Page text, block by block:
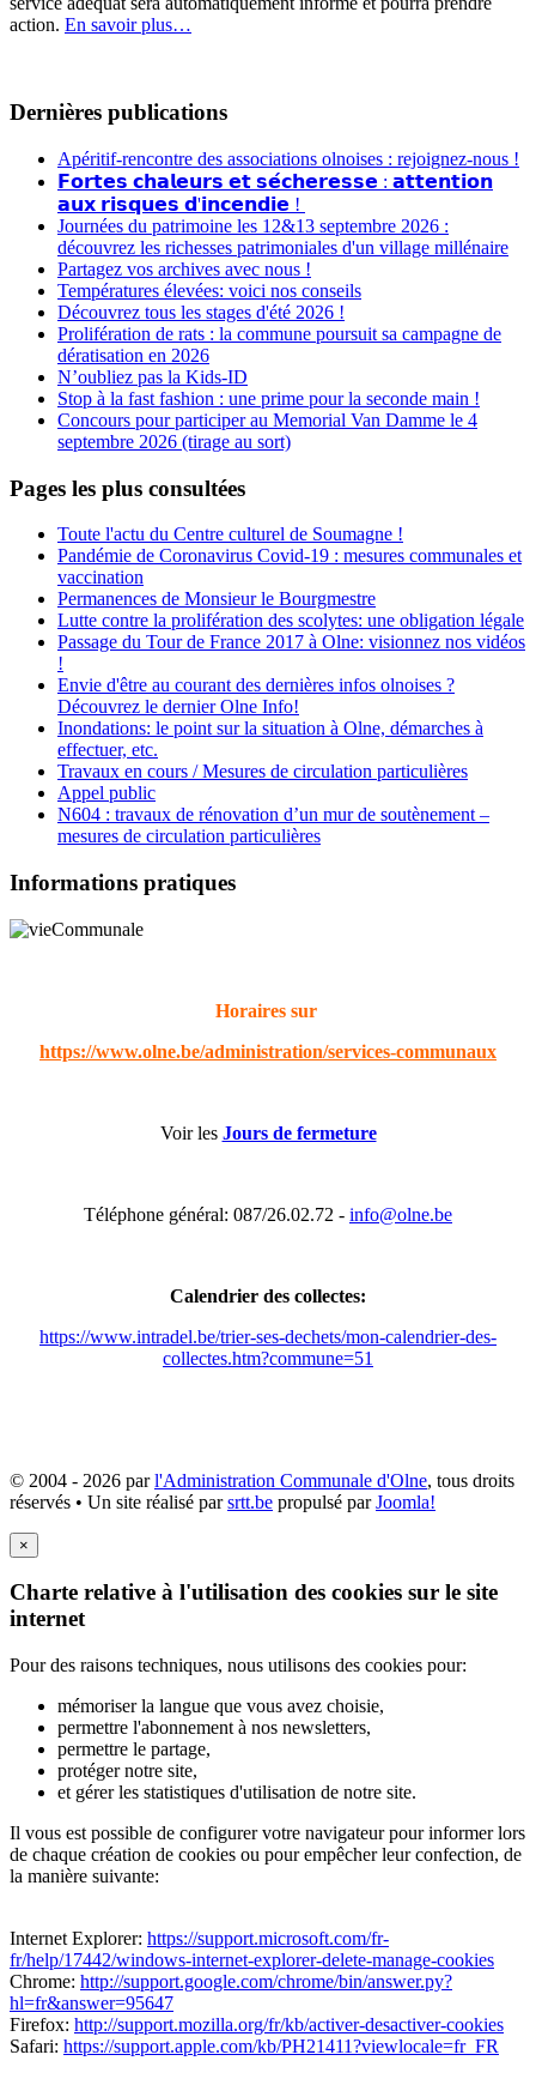
action. En savoir plus…
Dernières publications
Apéritif-rencontre des associations olnoises : rejoignez-nous !
𝗙𝗼𝗿𝘁𝗲𝘀 𝗰𝗵𝗮𝗹𝗲𝘂𝗿𝘀 𝗲𝘁 𝘀𝗲́𝗰𝗵𝗲𝗿𝗲𝘀𝘀𝗲 : 𝗮𝘁𝘁𝗲𝗻𝘁𝗶𝗼𝗻
𝗮𝘂𝘅 𝗿𝗶𝘀𝗾𝘂𝗲𝘀 𝗱'𝗶𝗻𝗰𝗲𝗻𝗱𝗶𝗲 !
Journées du patrimoine les 12&13 septembre 2026 :
découvrez les richesses patrimoniales d'un village millénaire
Partagez vos archives avec nous !
Températures élevées: voici nos conseils
Découvrez tous les stages d'été 2026 !
Prolifération de rats : la commune poursuit sa campagne de
dératisation en 2026
N’oubliez pas la Kids-ID
Stop à la fast fashion : une prime pour la seconde main !
Concours pour participer au Memorial Van Damme le 4
septembre 2026 (tirage au sort)
Pages les plus consultées
Toute l'actu du Centre culturel de Soumagne !
Pandémie de Coronavirus Covid-19 : mesures communales et
vaccination
Permanences de Monsieur le Bourgmestre
Lutte contre la prolifération des scolytes: une obligation légale
Passage du Tour de France 2017 à Olne: visionnez nos vidéos
!
Envie d'être au courant des dernières infos olnoises ?
Découvrez le dernier Olne Info!
Inondations: le point sur la situation à Olne, démarches à
effectuer, etc.
Travaux en cours / Mesures de circulation particulières
Appel public
N604 : travaux de rénovation d’un mur de soutènement –
mesures de circulation particulières
Informations pratiques
Horaires sur
https://www.olne.be/administration/services-communaux
Voir les Jours de fermeture
Téléphone général: 087/26.02.72 - info@olne.be
Calendrier des collectes:
https://www.intradel.be/trier-ses-dechets/mon-calendrier-des-
collectes.htm?commune=51
© 2004 - 2026 parl'Administration Communale d'Olne, tous droits
réservés • Un site réalisé parsrtt.be propulsé parJoomla!
×
Charte relative à l'utilisation des cookies sur le site
internet
Pour des raisons techniques, nous utilisons des cookies pour:
mémoriser la langue que vous avez choisie,
permettre l'abonnement à nos newsletters,
permettre le partage,
protéger notre site,
et gérer les statistiques d'utilisation de notre site.
Il vous est possible de configurer votre navigateur pour informer lors
de chaque création de cookies ou pour empêcher leur confection, de
la manière suivante:
Internet Explorer: https://support.microsoft.com/fr-
fr/help/17442/windows-internet-explorer-delete-manage-cookies
Chrome: http://support.google.com/chrome/bin/answer.py?
hl=fr&answer=95647
Firefox: http://support.mozilla.org/fr/kb/activer-desactiver-cookies
Safari: https://support.apple.com/kb/PH21411?viewlocale=fr_FR